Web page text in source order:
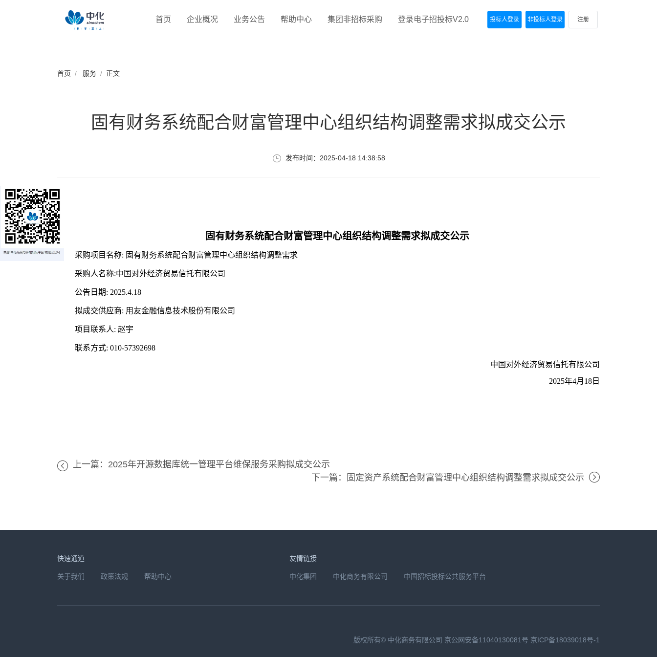
首页 企业概况 业务公告 帮助中心 集团非招标采购 登录电子招投标V2.0 投标人登录 非投标人登录 注册
首页 服务 正文
固有财务系统配合财富管理中心组织结构调整需求拟成交公示
发布时间：2025-04-18 14:38:58
固有财务系统配合财富管理中心组织结构调整需求拟成交公示
采购项目名称: 固有财务系统配合财富管理中心组织结构调整需求
采购人名称:中国对外经济贸易信托有限公司
公告日期: 2025.4.18
拟成交供应商: 用友金融信息技术股份有限公司
项目联系人: 赵宇
联系方式: 010-57392698
中国对外经济贸易信托有限公司
2025年4月18日
上一篇：2025年开源数据库统一管理平台维保服务采购拟成交公示
下一篇：固定资产系统配合财富管理中心组织结构调整需求拟成交公示
快速通道
关于我们 政策法规 帮助中心
友情链接
中化集团 中化商务有限公司 中国招标投标公共服务平台
版权所有© 中化商务有限公司 京公网安备11040130081号 京ICP备18039018号-1